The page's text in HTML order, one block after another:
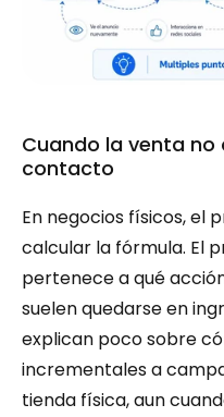
Cuando la venta no
contacto
En negocios físicos, el
calcular la fórmula. El
pertenece a qué
suelen quedarse en
explican poco sobre
incrementales a
tienda física, aun